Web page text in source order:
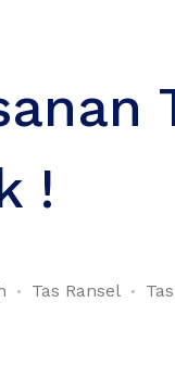
!
Tas Ransel